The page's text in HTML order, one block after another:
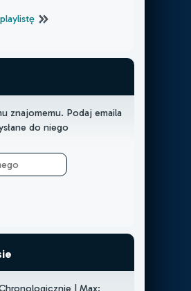
znajomemu. Podaj emaila
do niego
| Max: